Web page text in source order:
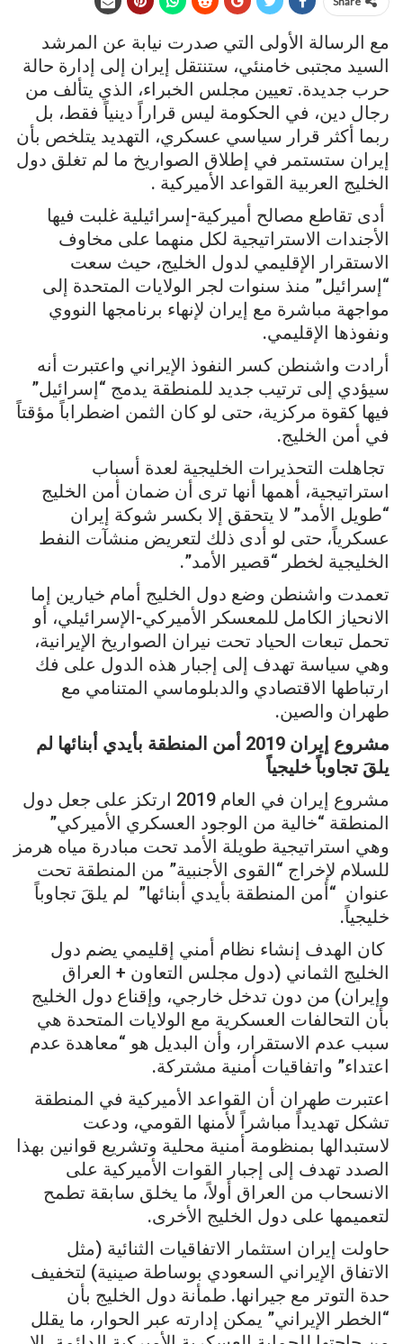
مع الرسالة الأولى التي صدرت نيابة عن المرشد
السيد مجتبى خامنئي، ستنتقل إيران إلى إدارة حالة
حرب جديدة. تعيين مجلس الخبراء، الذي يتألف من
رجال دين، في الحكومة ليس قراراً دينياً فقط، بل
ربما أكثر قرار سياسي عسكري، التهديد يتلخص بأن
إيران ستستمر في إطلاق الصواريخ ما لم تغلق دول
الخليج العربية القواعد الأميركية .
أدى تقاطع مصالح أميركية-إسرائيلية غلبت فيها
الأجندات الاستراتيجية لكل منهما على مخاوف
الاستقرار الإقليمي لدول الخليج، حيث سعت
“إسرائيل” منذ سنوات لجر الولايات المتحدة إلى
مواجهة مباشرة مع إيران لإنهاء برنامجها النووي
ونفوذها الإقليمي.
أرادت واشنطن كسر النفوذ الإيراني واعتبرت أنه
سيؤدي إلى ترتيب جديد للمنطقة يدمج “إسرائيل”
فيها كقوة مركزية، حتى لو كان الثمن اضطراباً مؤقتاً
في أمن الخليج.
تجاهلت التحذيرات الخليجية لعدة أسباب
استراتيجية، أهمها أنها ترى أن ضمان أمن الخليج
“طويل الأمد” لا يتحقق إلا بكسر شوكة إيران
عسكرياً، حتى لو أدى ذلك لتعريض منشآت النفط
الخليجية لخطر “قصير الأمد”.
تعمدت واشنطن وضع دول الخليج أمام خيارين إما
الانحياز الكامل للمعسكر الأميركي-الإسرائيلي، أو
تحمل تبعات الحياد تحت نيران الصواريخ الإيرانية،
وهي سياسة تهدف إلى إجبار هذه الدول على فك
ارتباطها الاقتصادي والدبلوماسي المتنامي مع
طهران والصين.
مشروع إيران 2019 أمن المنطقة بأيدي أبنائها لم
يلقَ تجاوباً خليجياً
مشروع إيران في العام 2019 ارتكز على جعل دول
المنطقة “خالية من الوجود العسكري الأميركي”
وهي استراتيجية طويلة الأمد تحت مبادرة مياه هرمز
للسلام لإخراج “القوى الأجنبية” من المنطقة تحت
عنوان “أمن المنطقة بأيدي أبنائها” لم يلقَ تجاوباً
خليجياً.
كان الهدف إنشاء نظام أمني إقليمي يضم دول
الخليج الثماني (دول مجلس التعاون + العراق
وإيران) من دون تدخل خارجي، وإقناع دول الخليج
بأن التحالفات العسكرية مع الولايات المتحدة هي
سبب عدم الاستقرار، وأن البديل هو “معاهدة عدم
اعتداء” واتفاقيات أمنية مشتركة.
اعتبرت طهران أن القواعد الأميركية في المنطقة
تشكل تهديداً مباشراً لأمنها القومي، ودعت
لاستبدالها بمنظومة أمنية محلية وتشريع قوانين بهذا
الصدد تهدف إلى إجبار القوات الأميركية على
الانسحاب من العراق أولاً، ما يخلق سابقة تطمح
لتعميمها على دول الخليج الأخرى.
حاولت إيران استثمار الاتفاقيات الثنائية (مثل
الاتفاق الإيراني السعودي بوساطة صينية) لتخفيف
حدة التوتر مع جيرانها. طمأنة دول الخليج بأن
“الخطر الإيراني” يمكن إدارته عبر الحوار، ما يقلل